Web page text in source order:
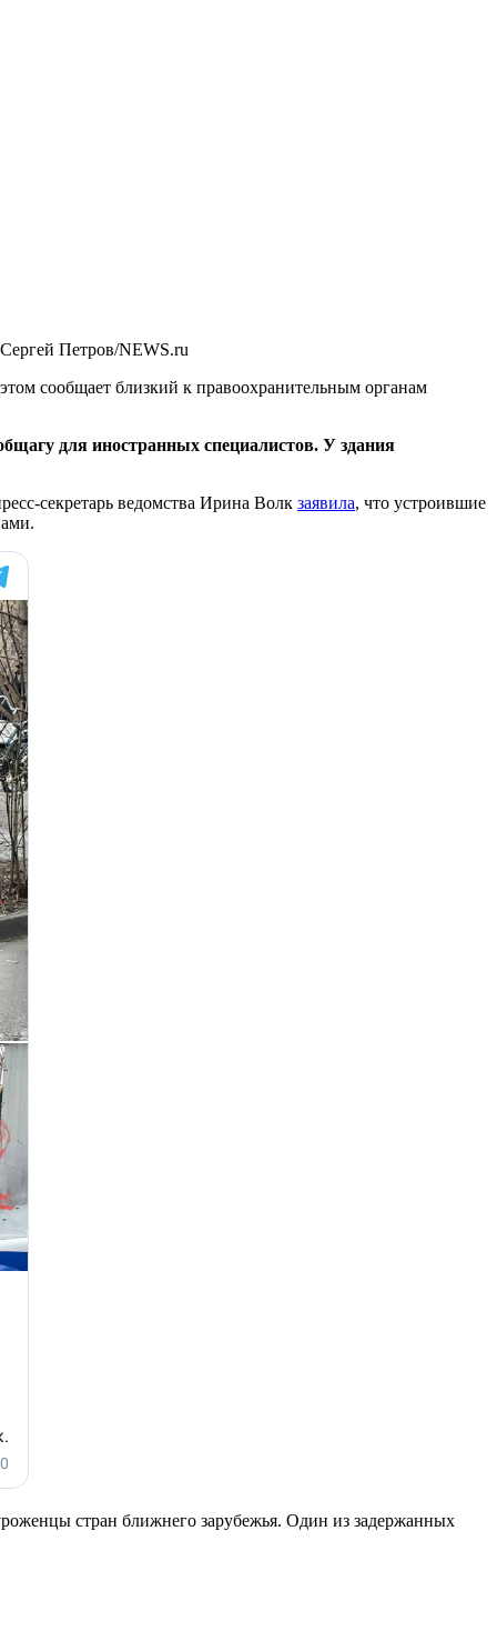
Петров/NEWS.ru
сообщает близкий к правоохранительным органам
для иностранных специалистов. У здания
секретарь ведомства Ирина Волк заявила, что устроившие
стран ближнего зарубежья. Один из задержанных